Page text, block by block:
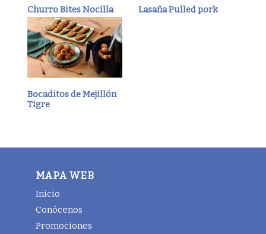
Churro Bites Nocilla Lasaña Pulled pork
Bocaditos de Mejillón
Tigre
MAPA WEB
Inicio
Conócenos
Promociones